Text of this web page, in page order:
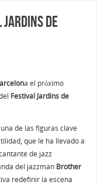
Jardins de
a el próximo
Festival Jardins de
de las figuras clave
que le ha llevado a
de jazz
del jazzmanBrother
redefinir la escena